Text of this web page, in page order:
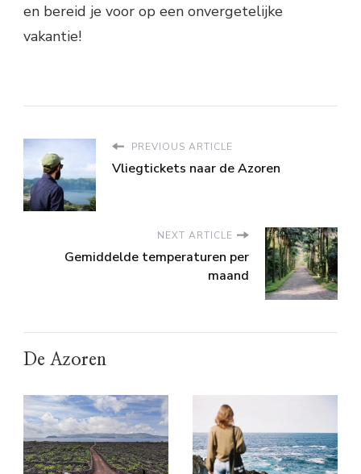
en bereid je voor op een onvergetelijke
vakantie!
PREVIOUS ARTICLE
Vliegtickets naar de Azoren
NEXT ARTICLE
Gemiddelde temperaturen per
maand
De Azoren